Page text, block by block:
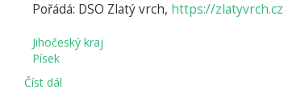
Pořádá: DSO Zlatý vrch, https://zlatyvrch.cz
Jihočeský kraj
Písek
Číst dál